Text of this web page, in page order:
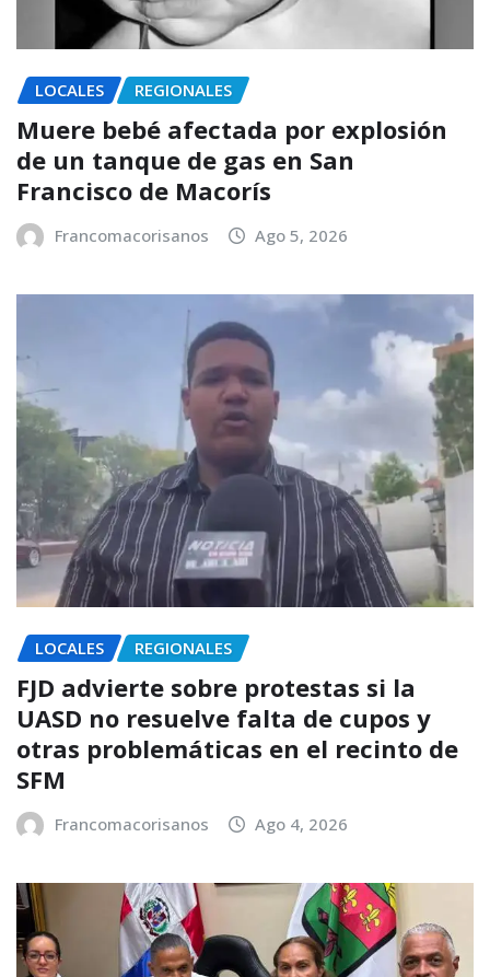
LOCALES REGIONALES
Muere bebé afectada por explosión
de un tanque de gas en San
Francisco de Macorís
Francomacorisanos Ago 5, 2026
LOCALES REGIONALES
FJD advierte sobre protestas si la
UASD no resuelve falta de cupos y
otras problemáticas en el recinto de
SFM
Francomacorisanos Ago 4, 2026